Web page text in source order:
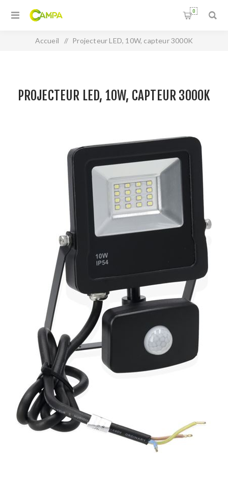
0
Accueil / Projecteur LED, 10W, capteur 3000K
PROJECTEUR LED, 10W, CAPTEUR 3000K